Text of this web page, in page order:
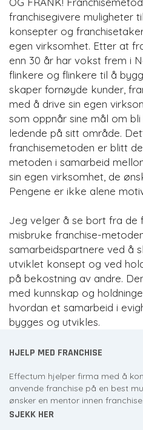
franchisegivere muligheter
konsepter og
egen virksomhet. Etter at
enn 30 år har vokst frem i
flinkere og flinkere til å
skaper fornøyde kunder,
med å drive sin egen
som oppnår sine mål om
ledende på sitt område.
franchisemetoden er blitt
metoden i samarbeid
sin egen virksomhet, de
Pengene er ikke alene
Jeg velger å se bort fra de
misbruke franchise-
samarbeidspartnere ved å
utviklet konsept og ved
på bekostning av andre.
med kunnskap og
hvordan et samarbeid i
bygges og utvikles.
HJELP MED FRANCHISE
Effectum hjelper firma med å
anvende franchise på en best
ønsker en mentor innen franchise.
SJEKK HER